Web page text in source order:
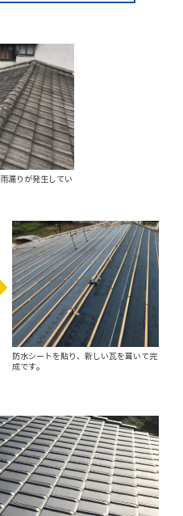
漏りが発生してい
防水シートを貼り、新しい瓦を葺いて完
成です。